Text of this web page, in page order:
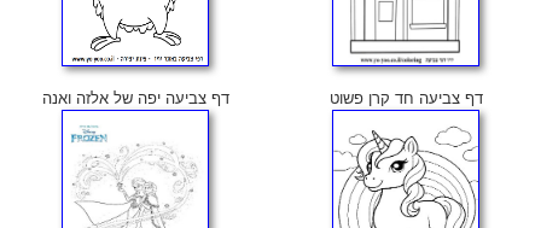
דף צביעה חד קרן פשוט דף צביעה יפה של אלזה ואנה